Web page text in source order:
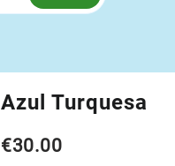
Azul Turquesa
€30.00